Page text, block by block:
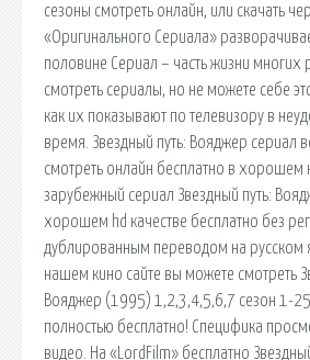
сезоны смотреть онлайн, или скачать
«Оригинального Сериала»
половине Сериал – часть жизни многих
смотреть сериалы, но не можете себе
как их показывают по телевизору в
время. Звездный путь: Вояджер сериал
смотреть онлайн бесплатно в хорошем
зарубежный сериал Звездный путь:
хорошем hd качестве бесплатно без
дублированным переводом на русском
нашем кино сайте вы можете смотреть
Вояджер (1995) 1,2,3,4,5,6,7 сезон 1-
полностью бесплатно! Специфика
видео. На «LordFilm» бесплатно